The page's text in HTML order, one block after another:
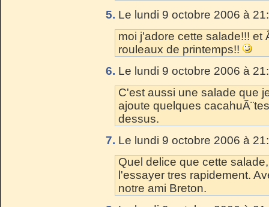
5. Le lundi 9 octobre 2006 à
moi j'adore cette salade!!!
rouleaux de printemps!!
6. Le lundi 9 octobre 2006 à
C'est aussi une salade que
ajoute quelques
dessus.
7. Le lundi 9 octobre 2006 à
Quel delice que cette
l'essayer tres rapidement.
notre ami Breton.